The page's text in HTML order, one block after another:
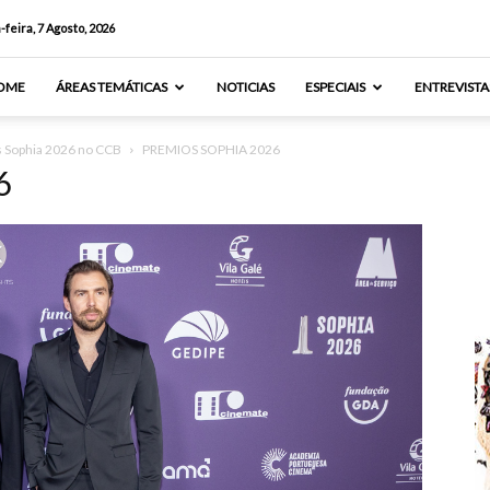
feira, 7 Agosto, 2026
ÁREAS TEMÁTICAS NOTICIAS ESPECIAIS
2026 no CCB PREMIOS SOPHIA 2026